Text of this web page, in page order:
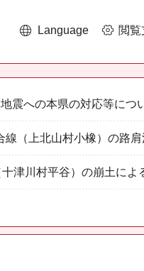
Language 閲覧
震への本県の対応等につ
線（上北山村小橡）の路
津川村平谷）の崩土に